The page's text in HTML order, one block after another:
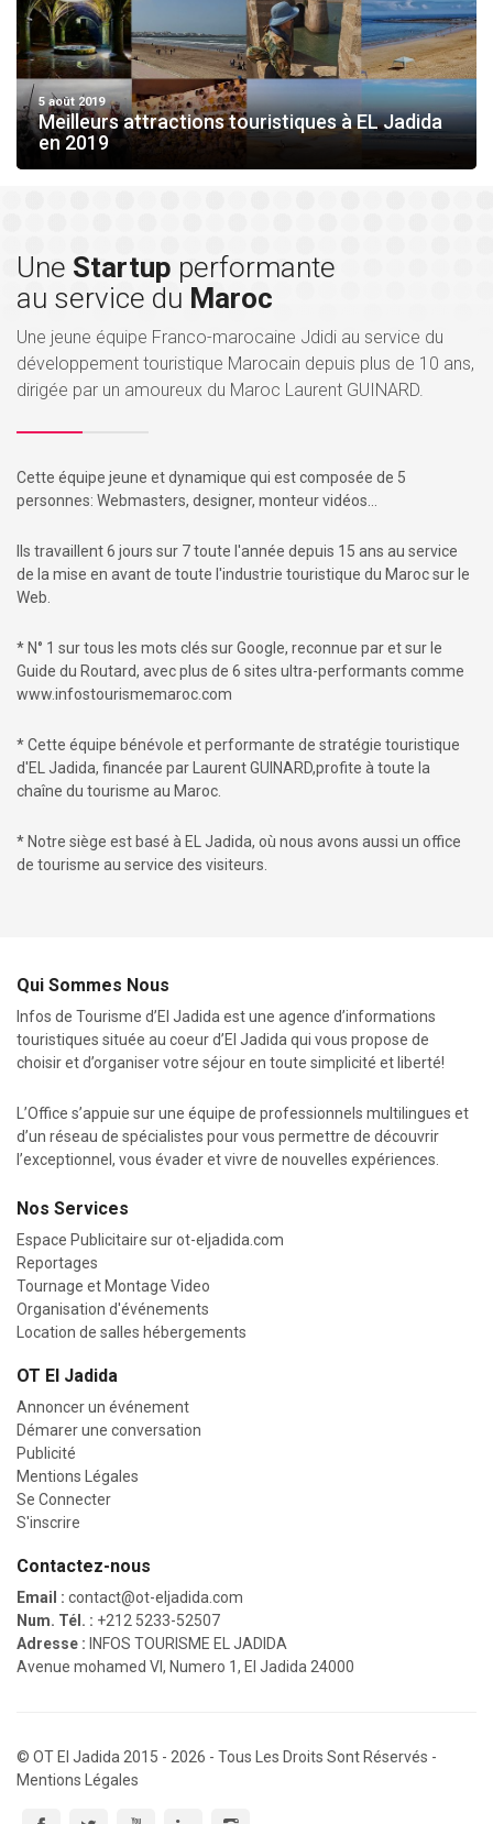
5 août 2019
Meilleurs attractions touristiques à EL Jadida
en 2019
Une Startup performante
au service du Maroc
Une jeune équipe Franco-marocaine Jdidi au service du
développement touristique Marocain depuis plus de 10 ans,
dirigée par un amoureux du Maroc Laurent GUINARD.
Cette équipe jeune et dynamique qui est composée de 5
personnes: Webmasters, designer, monteur vidéos...
Ils travaillent 6 jours sur 7 toute l'année depuis 15 ans au service
de la mise en avant de toute l'industrie touristique du Maroc sur le
Web.
* N° 1 sur tous les mots clés sur Google, reconnue par et sur le
Guide du Routard, avec plus de 6 sites ultra-performants comme
www.infostourismemaroc.com
* Cette équipe bénévole et performante de stratégie touristique
d'EL Jadida, financée par Laurent GUINARD,profite à toute la
chaîne du tourisme au Maroc.
* Notre siège est basé à EL Jadida, où nous avons aussi un office
de tourisme au service des visiteurs.
Qui Sommes Nous
Infos de Tourisme d’El Jadida est une agence d’informations
touristiques située au coeur d’El Jadida qui vous propose de
choisir et d’organiser votre séjour en toute simplicité et liberté!
L’Office s’appuie sur une équipe de professionnels multilingues et
d’un réseau de spécialistes pour vous permettre de découvrir
l’exceptionnel, vous évader et vivre de nouvelles expériences.
Nos Services
Espace Publicitaire surot-eljadida.com
Reportages
Tournage et Montage Video
Organisation d'événements
Location de salles hébergements
OT El Jadida
Annoncer un événement
Démarer une conversation
Publicité
Mentions Légales
Se Connecter
S'inscrire
Contactez-nous
Email : contact@ot-eljadida.com
Num. Tél. : +212 5233-52507
Adresse : INFOS TOURISME EL JADIDA
Avenue mohamed VI, Numero 1, El Jadida 24000
© OT El Jadida 2015 - 2026 - Tous Les Droits Sont Réservés -
Mentions Légales